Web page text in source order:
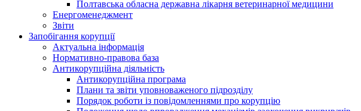
Полтавська обласна державна лікарня ветеринарної медицини
Енергоменеджмент
Звіти
Запобігання корупції
Актуальна інформація
Нормативно-правова база
Антикорупційна діяльність
Антикорупційна програма
Плани та звіти уповноваженого підрозділу
Порядок роботи із повідомленнями про корупцію